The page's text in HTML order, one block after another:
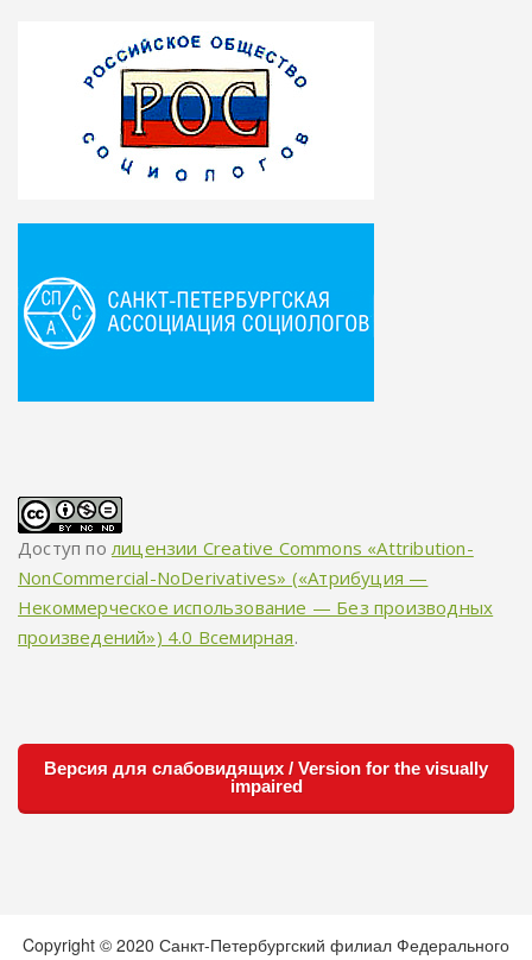
Доступ полицензии Creative Commons «Attribution-
NonCommercial-NoDerivatives» («Атрибуция —
Некоммерческое использование — Без производных
произведений») 4.0 Всемирная.
Версия для слабовидящих / Version for the visually
impaired
Copyright © 2020 Санкт-Петербургский филиал Федерального